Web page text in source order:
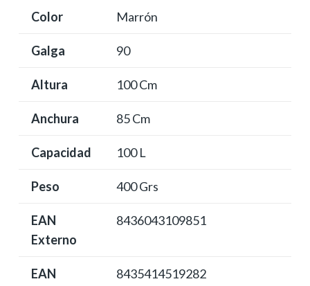
Color Marrón
Galga 90
Altura 100 Cm
Anchura 85 Cm
Capacidad 100 L
Peso 400 Grs
EAN
Externo
8436043109851
EAN
8435414519282